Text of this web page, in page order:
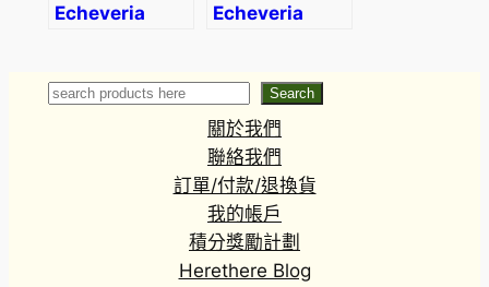
Echeveria
Rubin
Echeveria
Search
Search
關於我們
聯絡我們
訂單/付款/退換貨
我的帳戶
積分獎勵計劃
Herethere Blog